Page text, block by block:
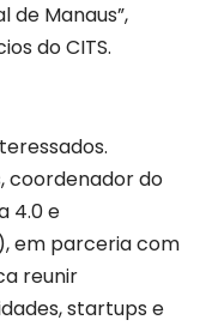
de Manaus”,
do CITS.
coordenador do
4.0 e
em parceria com
reunir
startups e